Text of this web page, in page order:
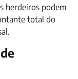
herdeiros podem
total do